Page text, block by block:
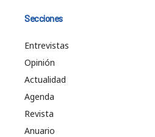
Secciones
Entrevistas
Opinión
Actualidad
Agenda
Revista
Anuario